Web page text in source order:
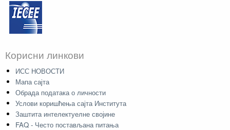
Корисни линкови
ИСС НОВОСТИ
Мапа сајта
Обрада података о личности
Услови коришћења сајта Института
Заштита интелектуелне својине
FAQ - Често постављана питања